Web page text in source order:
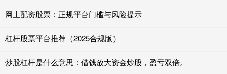
网上配资股票：正规平台门槛与风险提示
杠杆股票平台推荐（2025合规版）
炒股杠杆是什么意思：借钱放大资金炒股，盈亏双倍。